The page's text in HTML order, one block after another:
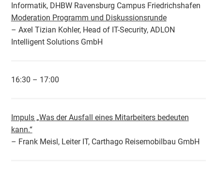
Informatik, DHBW Ravensburg Campus Friedrichshafen
Moderation Programm und Diskussionsrunde
– Axel Tizian Kohler, Head of IT-Security, ADLON
Intelligent Solutions GmbH
16:30 – 17:00
Impuls „Was der Ausfall eines Mitarbeiters bedeuten
kann.“
– Frank Meisl, Leiter IT, Carthago Reisemobilbau GmbH